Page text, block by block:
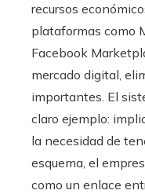
recursos
plataformas como
Facebook
mercado digital,
importantes. El
claro ejemplo:
la necesidad de
esquema, el
como un enlace